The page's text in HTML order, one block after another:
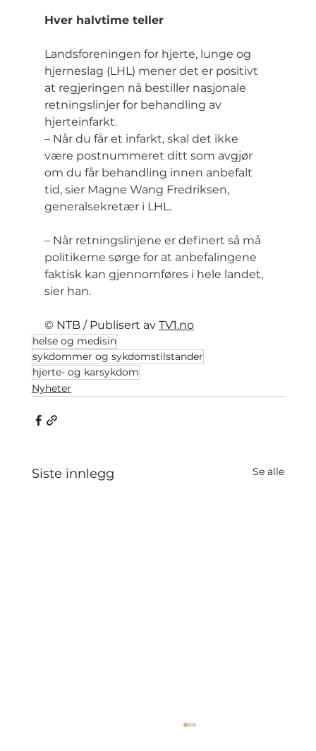
Hver halvtime teller
Landsforeningen for hjerte, lunge og
hjerneslag (LHL) mener det er positivt
at regjeringen nå bestiller nasjonale
retningslinjer for behandling av
hjerteinfarkt.
– Når du får et infarkt, skal det ikke
være postnummeret ditt som avgjør
om du får behandling innen anbefalt
tid, sier Magne Wang Fredriksen,
generalsekretær i LHL.
– Når retningslinjene er definert så må
politikerne sørge for at anbefalingene
faktisk kan gjennomføres i hele landet,
sier han.
© NTB / Publisert av TV1.no
helse og medisin
sykdommer og sykdomstilstander
hjerte- og karsykdom
Nyheter
Siste innlegg Se alle